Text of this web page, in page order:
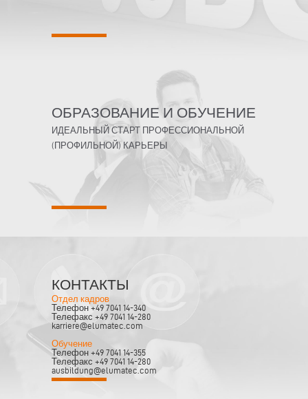
ОБРАЗОВАНИЕ И ОБУЧЕНИЕ
ИДЕАЛЬНЫЙ СТАРТ ПРОФЕССИОНАЛЬНОЙ
(ПРОФИЛЬНОЙ) КАРЬЕРЫ
КОНТАКТЫ
Отдел кадров
Телефон +49 7041 14-340
Телефакс +49 7041 14-280
karriere@elumatec.com
Обучение
Телефон +49 7041 14-355
Телефакс +49 7041 14-280
ausbildung@elumatec.com